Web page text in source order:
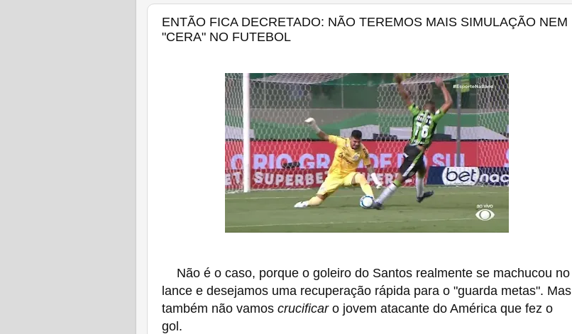
ENTÃO FICA DECRETADO: NÃO TEREMOS MAIS SIMULAÇÃO NEM
"CERA" NO FUTEBOL
Não é o caso, porque o goleiro do Santos realmente se machucou no
lance e desejamos uma recuperação rápida para o "guarda metas". Mas
também não vamos crucificaro jovem atacante do América que fez o
gol.